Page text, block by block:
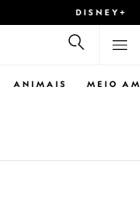
DISNEY+
ANIMAIS MEIO